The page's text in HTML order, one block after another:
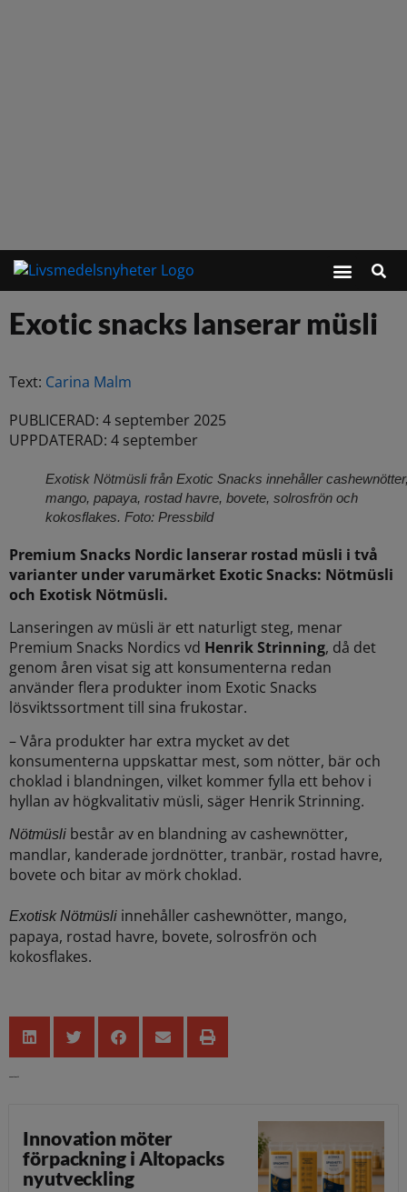
Exotic snacks lanserar müsli
Text: Carina Malm
PUBLICERAD: 4 september 2025
UPPDATERAD: 4 september
Exotisk Nötmüsli från Exotic Snacks innehåller
mango, papaya, rostad havre, bovete, solrosfrön och
kokosflakes. Foto: Pressbild
Premium Snacks Nordic lanserar rostad müsli i två
varianter under varumärket Exotic Snacks: Nötmüsli
och Exotisk Nötmüsli.
Lanseringen av müsli är ett naturligt steg, menar
Premium Snacks Nordics vd Henrik Strinning, då det
genom åren visat sig att konsumenterna redan
använder flera produkter inom Exotic Snacks
lösviktssortment till sina frukostar.
– Våra produkter har extra mycket av det
konsumenterna uppskattar mest, som nötter, bär och
choklad i blandningen, vilket kommer fylla ett behov i
hyllan av högkvalitativ müsli, säger Henrik Strinning.
Nötmüsli består av en blandning av cashewnötter,
mandlar, kanderade jordnötter, tranbär, rostad havre,
bovete och bitar av mörk choklad.
Exotisk Nötmüsli innehåller cashewnötter, mango,
papaya, rostad havre, bovete, solrosfrön och
kokosflakes.
Innovation möter
förpackning i Altopacks
nyutveckling